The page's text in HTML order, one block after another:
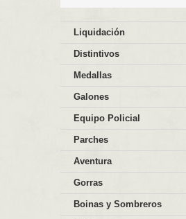
Liquidación
Distintivos
Medallas
Galones
Equipo Policial
Parches
Aventura
Gorras
Boinas y Sombreros